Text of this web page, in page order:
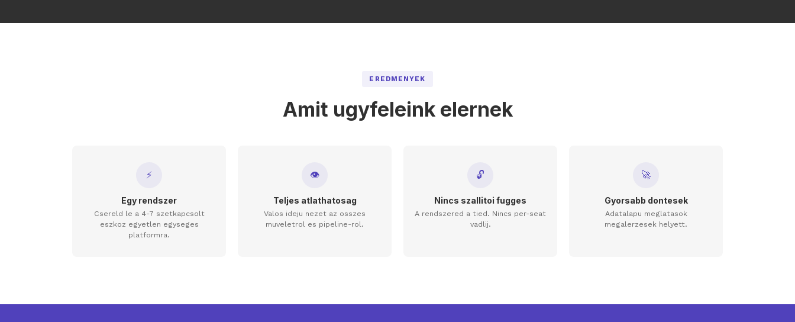
EREDMENYEK
Amit ugyfeleink elernek
⚡
Egy rendszer
Csereld le a 4-7 szetkapcsolt
eszkoz egyetlen egyseges
platformra.
👁
Teljes atlathatosag
Valos ideju nezet az osszes
muveletrol es pipeline-rol.
🔓
Nincs szallitoi fugges
A rendszered a tied. Nincs per-seat
vadlij.
🚀
Gyorsabb dontesek
Adatalapu meglatasok
megalerzesek helyett.